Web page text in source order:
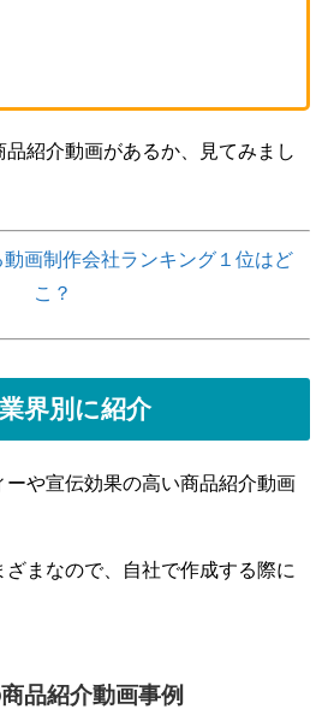
紹介動画があるか、見てみまし
画制作会社ランキング１位はど
こ？
界別に紹介
や宣伝効果の高い商品紹介動画
まなので、自社で作成する際に
品紹介動画事例